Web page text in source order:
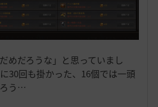
めだろうな」と思っていまし
30回も掛かった、16個では一頭
う…